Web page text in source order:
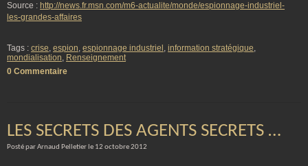
Source : http://news.fr.msn.com/m6-actualite/monde/espionnage-industriel-
les-grandes-affaires
Tags : crise, espion, espionnage industriel , information stratégique,
mondialisation, Renseignement
0 Commentaire
LES SECRETS DES AGENTS SECRETS …
Posté par Arnaud Pelletier le 12 octobre 2012